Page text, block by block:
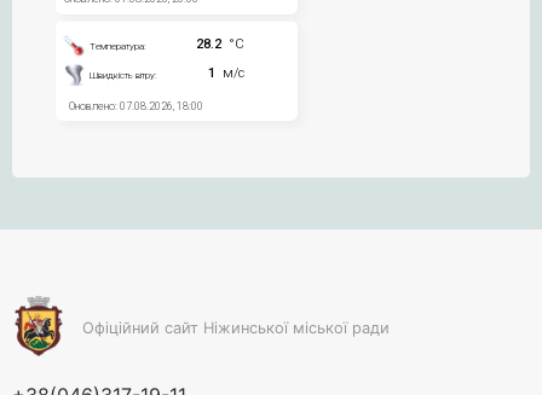
Офіційний сайт Ніжинської міської ради